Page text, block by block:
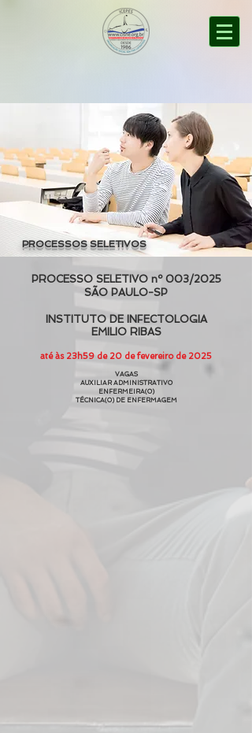
PROCESSOS SELETIVOS
PROCESSO SELETIVO nº 003/2025
SÃO PAULO-SP
INSTITUTO DE INFECTOLOGIA
EMILIO RIBAS
até às 23h59 de 20 defevereiro de 2025
VAGAS
AUXILIAR ADMINISTRATIVO
ENFERMEIRA(O)
TÉCNICA(O) DE ENFERMAGEM